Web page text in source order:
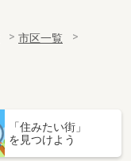
市区一覧
「住みたい街」
を見つけよう